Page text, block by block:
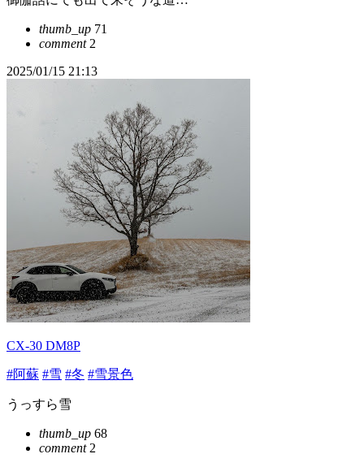
thumb_up 71
comment2
2025/01/15 21:13
CX-30 DM8P
#阿蘇 #雪 #冬 #雪景色
うっすら雪
thumb_up 68
comment2